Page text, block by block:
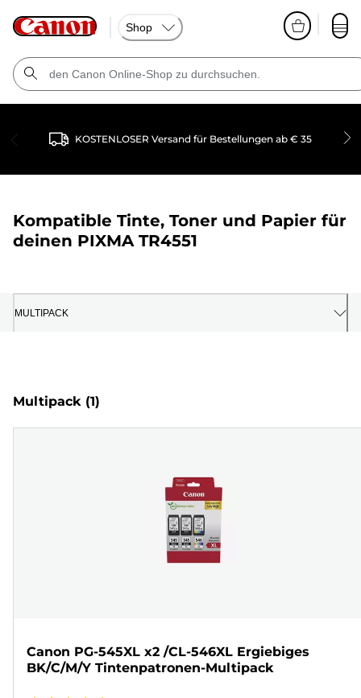
Shop
KOSTENLOSER Versand für Bestellungen ab € 35
Kompatible Tinte, Toner und Papier für
deinen PIXMA TR4551
MULTIPACK
Multipack (1)
Canon PG-545XL x2 /CL-546XL Ergiebiges
BK/C/M/Y Tintenpatronen-Multipack